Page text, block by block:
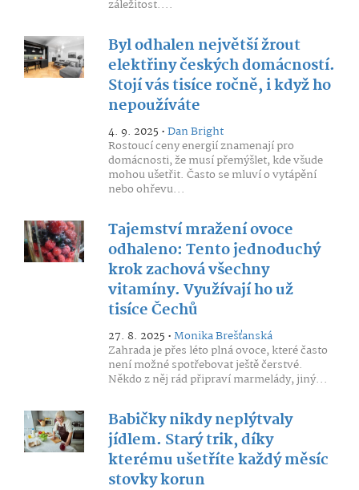
záležitost....
Byl odhalen největší žrout
elektřiny českých domácností.
Stojí vás tisíce ročně, i když ho
nepoužíváte
4. 9. 2025 •Dan Bright
Rostoucí ceny energií znamenají pro
domácnosti, že musí přemýšlet, kde všude
mohou ušetřit. Často se mluví o vytápění
nebo ohřevu...
Tajemství mražení ovoce
odhaleno: Tento jednoduchý
krok zachová všechny
vitamíny. Využívají ho už
tisíce Čechů
27. 8. 2025 •Monika Brešťanská
Zahrada je přes léto plná ovoce, které často
není možné spotřebovat ještě čerstvé.
Někdo z něj rád připraví marmelády, jiný...
Babičky nikdy neplýtvaly
jídlem. Starý trik, díky
kterému ušetříte každý měsíc
stovky korun